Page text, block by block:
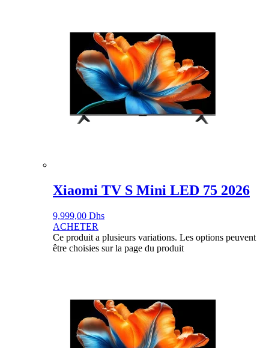
Xiaomi TV S Mini LED 75 2026
9,999,00 Dhs
ACHETER
Ce produit a plusieurs variations. Les options peuvent
être choisies sur la page du produit